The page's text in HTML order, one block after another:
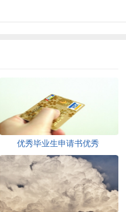
优秀毕业生申请书优秀